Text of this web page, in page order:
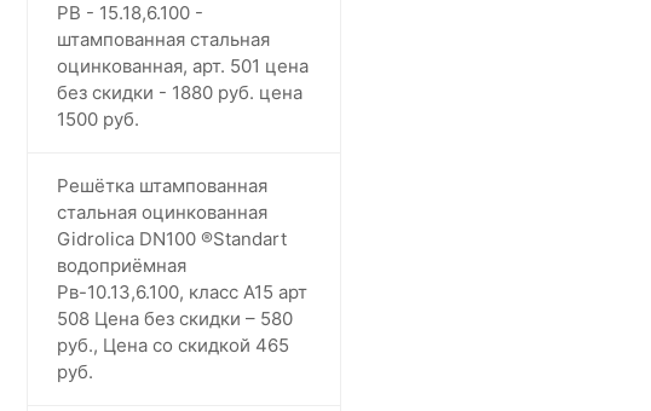
РВ - 15.18,6.100 -
штампованная стальная
оцинкованная, арт. 501 цена
без скидки - 1880 руб. цена
1500 руб.
Решётка штампованная
стальная оцинкованная
Gidrolica DN100 ®️Standart
водоприёмная
Рв-10.13,6.100, класс А15 арт
508 Цена без скидки – 580
руб., Цена со скидкой 465
руб.